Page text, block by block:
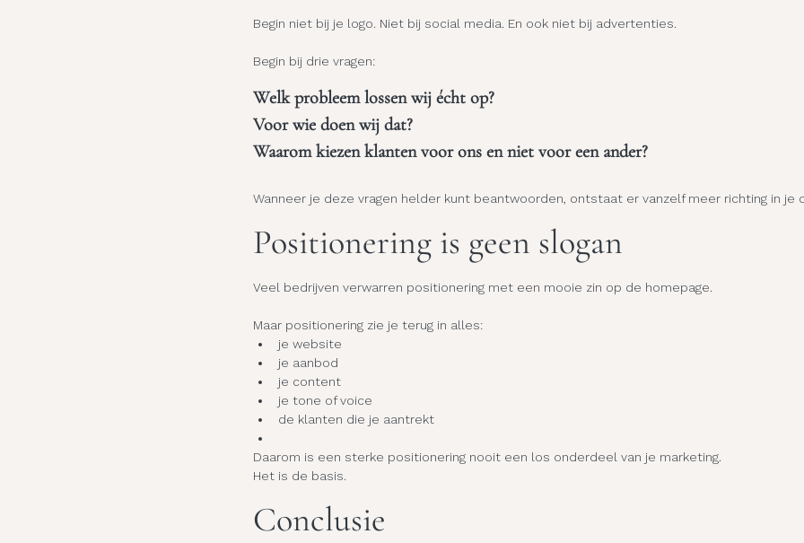
Begin niet bij je logo. Niet bij social media. En ook niet bij advertenties.
Begin bij drie vragen:
Welk probleem lossen wij écht op?
Voor wie doen wij dat?
Waarom kiezen klanten voor ons en niet voor een ander?
Wanneer je deze vragen helder kunt beantwoorden, ontstaat er vanzelf meer richting in je
Positionering is geen slogan
Veel bedrijven verwarren positionering met een mooie zin op de homepage.
Maar positionering zie je terug in alles:
je website
je aanbod
je content
je tone of voice
de klanten die je aantrekt
Daarom is een sterke positionering nooit een los onderdeel van je marketing.
Het is de basis.
Conclusie